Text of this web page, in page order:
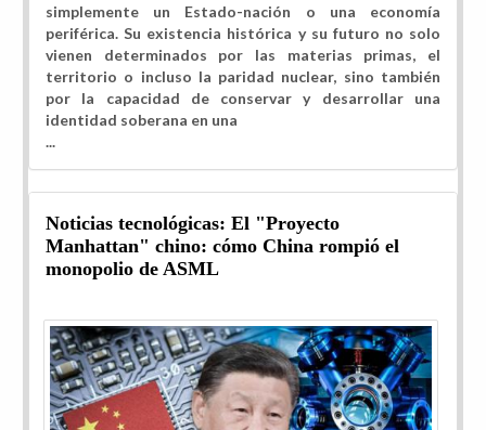
simplemente un Estado-nación o una economía
periférica. Su existencia histórica y su futuro no solo
vienen determinados por las materias primas, el
territorio o incluso la paridad nuclear, sino también
por la capacidad de conservar y desarrollar una
identidad soberana en una
...
Noticias tecnológicas: El "Proyecto
Manhattan" chino: cómo China rompió el
monopolio de ASML